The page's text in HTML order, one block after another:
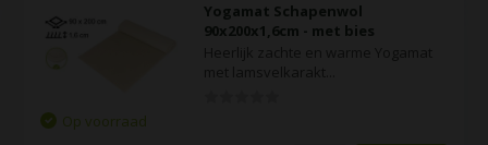
Yogamat Schapenwol
90x200x1,6cm - met bies
Op voorraad